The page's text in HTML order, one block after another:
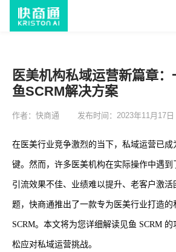
医美机构私域运营新篇章
鱼SCRM解决方案
作者：快商通 发布时间：2023年11月17日
在医美行业竞争激烈的当下，私域运营已成
键。然而，许多医美机构在实际操作中遇到
引流效果不佳、业绩难以提升、老客户激活
题，快商通推出了一款专为医美行业打造
SCRM。本文将为您详细解读见鱼 SCRM
松应对私域运营挑战。